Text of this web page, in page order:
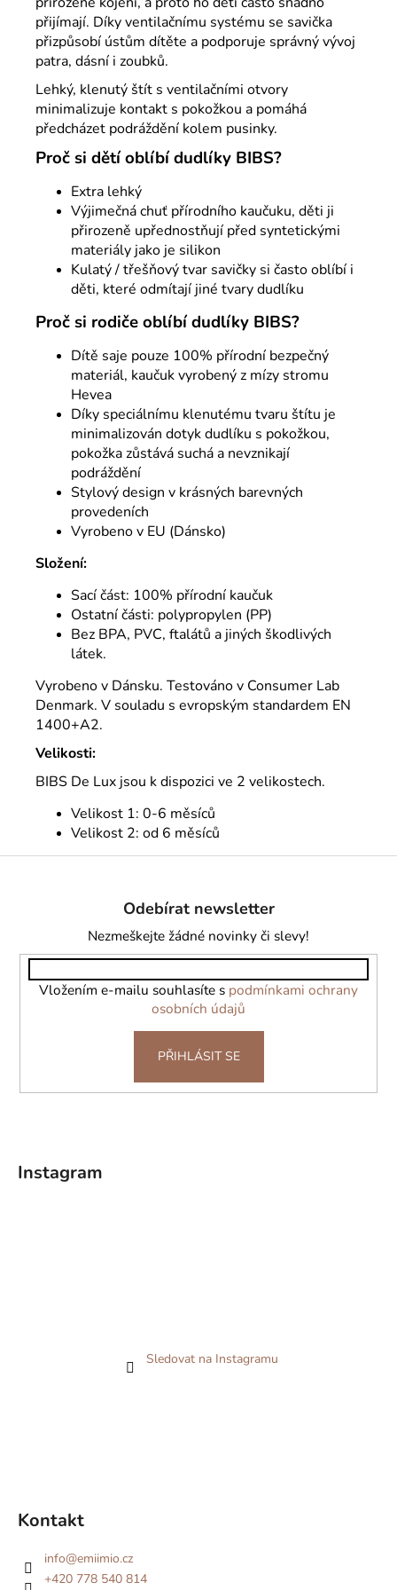
přijímají. Díky ventilačnímu systému se savička
přizpůsobí ústům dítěte a podporuje správný vývoj
patra, dásní i zoubků.
Lehký, klenutý štít s ventilačními otvory
minimalizuje kontakt s pokožkou a pomáhá
předcházet podráždění kolem pusinky.
Proč si dětí oblíbí dudlíky BIBS?
Extra lehký
Výjimečná chuť přírodního kaučuku, děti ji
přirozeně upřednostňují před syntetickými
materiály jako je silikon
Kulatý / třešňový tvar savičky si často oblíbí i
děti, které odmítají jiné tvary dudlíku
Proč si rodiče oblíbí dudlíky BIBS?
Dítě saje pouze 100% přírodní bezpečný
materiál, kaučuk vyrobený z mízy stromu
Hevea
Díky speciálnímu klenutému tvaru štítu je
minimalizován dotyk dudlíku s pokožkou,
pokožka zůstává suchá a nevznikají
podráždění
Stylový design v krásných barevných
provedeních
Vyrobeno v EU (Dánsko)
Složení:
Sací část: 100% přírodní kaučuk
Ostatní části: polypropylen (PP)
Bez BPA, PVC, ftalátů a jiných škodlivých
látek.
Vyrobeno v Dánsku. Testováno v Consumer Lab
Denmark. V souladu s evropským standardem EN
1400+A2.
Velikosti:
BIBS De Lux jsou k dispozici ve 2 velikostech.
Velikost 1: 0-6 měsíců
Velikost 2: od 6 měsíců
Odebírat newsletter
Nezmeškejte žádné novinky či slevy!
Vložením e-mailu souhlasíte s podmínkami ochrany
osobních údajů
PŘIHLÁSIT SE
Instagram
Sledovat na Instagramu
Kontakt
info@emiimio.cz
+420 778 540 814